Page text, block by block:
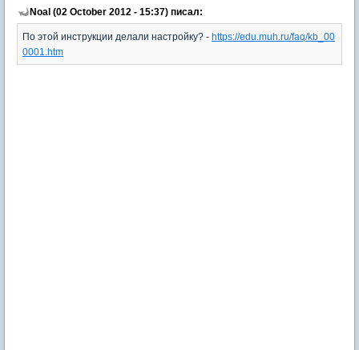
Noal (02 October 2012 - 15:37) писал:
По этой инструкции делали настройку? - https://edu.muh.ru/faq/kb_00
0001.htm